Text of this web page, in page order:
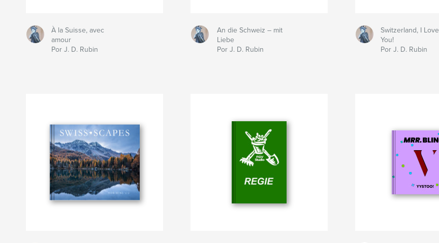
À la Suisse, avec
amour
Por J. D. Rubin
An die Schweiz – mit
Liebe
Por J. D. Rubin
Switzerland, I Love
You!
Por J. D. Rubin